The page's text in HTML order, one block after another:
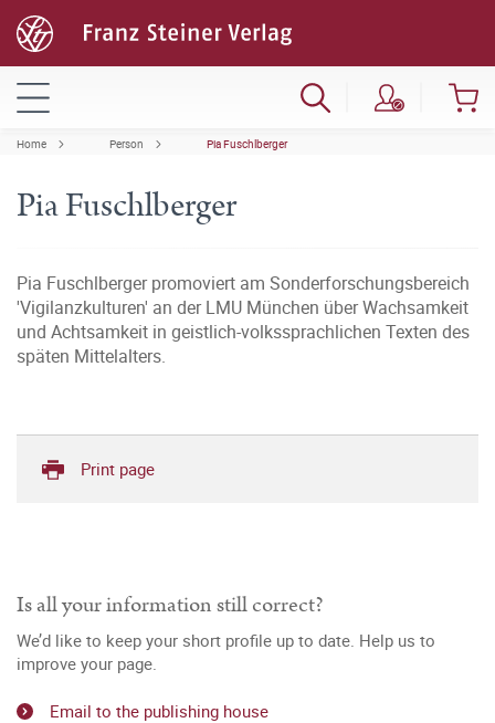
Home Person Pia Fuschlberger
Pia Fuschlberger
Pia Fuschlberger promoviert am Sonderforschungsbereich
'Vigilanzkulturen' an der LMU München über Wachsamkeit
und Achtsamkeit in geistlich-volkssprachlichen Texten des
späten Mittelalters.
Print page
Is all your information still correct?
We’d like to keep your short profile up to date. Help us to
improve your page.
Email to the publishing house